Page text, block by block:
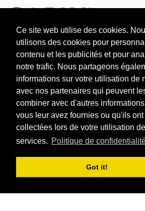
Ce site web utilise des cookies.
utilisons des cookies pour
contenu et les publicités et pour
notre trafic. Nous partageons
informations sur votre utilisation de
avec nos partenaires qui peuvent
combiner avec d'autres
vous leur avez fournies ou qu'ils ont
collectées lors de votre utilisation
services. Politique de
Got it!
ACCUEIL Resorts Search: Norvège